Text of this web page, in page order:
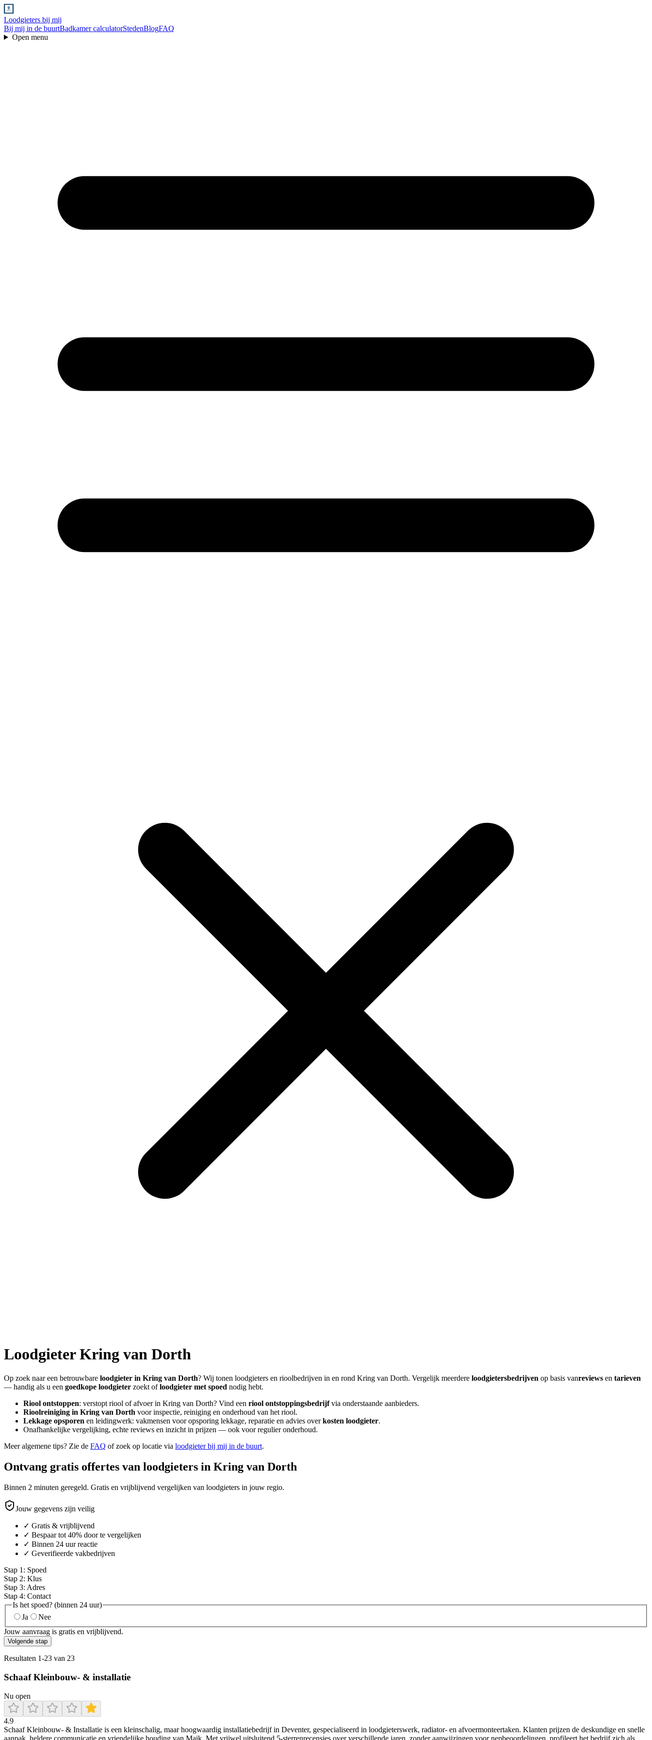
Loodgieters bij mij
Bij mij in de buurtBadkamer calculatorStedenBlogFAQ
Open menu
LoodgieterKring van Dorth
Op zoek naar een betrouwbare loodgieter in Kring van Dorth? Wij tonen loodgieters en rioolbedrijven in en rond Kring van Dorth. Vergelijk meerdere loodgietersbedrijven op basis vanreviews en tarieven
— handig als u een goedkope loodgieter zoekt ofloodgieter met spoed nodig hebt.
Riool ontstoppen: verstopt riool of afvoer in Kring van Dorth? Vind een riool ontstoppingsbedrijfvia onderstaande aanbieders.
Rioolreiniging in Kring van Dorth voor inspectie, reiniging en onderhoud van het riool.
Lekkage opsporen en leidingwerk: vakmensen voor opsporing lekkage, reparatie en advies overkosten loodgieter.
Onafhankelijke vergelijking, echte reviews en inzicht in prijzen — ook voor regulier onderhoud.
Meer algemene tips? Zie de FAQ of zoek op locatie via loodgieter bij mij in de buurt.
Ontvang gratis offertes van loodgieters in Kring van Dorth
Binnen 2 minuten geregeld. Gratis en vrijblijvend vergelijken van loodgieters in jouw regio.
Jouw gegevens zijn veilig
✓ Gratis & vrijblijvend
✓ Bespaar tot 40% door te vergelijken
✓ Binnen 24 uur reactie
✓ Geverifieerde vakbedrijven
Stap 1 : Spoed
Stap 2: Klus
Stap 3: Adres
Stap 4: Contact
Is het spoed? (binnen 24 uur)
Ja
Nee
Jouw aanvraag is gratis en vrijblijvend.
Volgende stap
Resultaten 1-23 van 23
Schaaf Kleinbouw- & installatie
Nu open
4.9
Schaaf Kleinbouw‑ & Installatie is een kleinschalig, maar hoogwaardig installatiebedrijf in Deventer, gespecialiseerd in loodgieterswerk, radiator- en afvoermonteertaken. Klanten prijzen de deskundige en snelle
aanpak, heldere communicatie en vriendelijke houding van Maik. Met vrijwel uitsluitend 5‑sterrenrecensies over verschillende jaren, zonder aanwijzingen voor nepbeoordelingen, profileert het bedrijf zich als